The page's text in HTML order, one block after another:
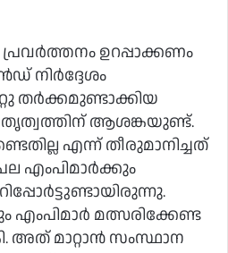
ഉറപ്പാക്കണം
നിർദ്ദേശം
തർക്കമുണ്ടാക്കിയ
ആശങ്കയുണ്ട്.
എന്ന് തീരുമാനിച്ചത്
എംപിമാർക്കും
മത്സരിക്കേണ്ട
അത് മാറ്റാൻ സംസ്ഥാന